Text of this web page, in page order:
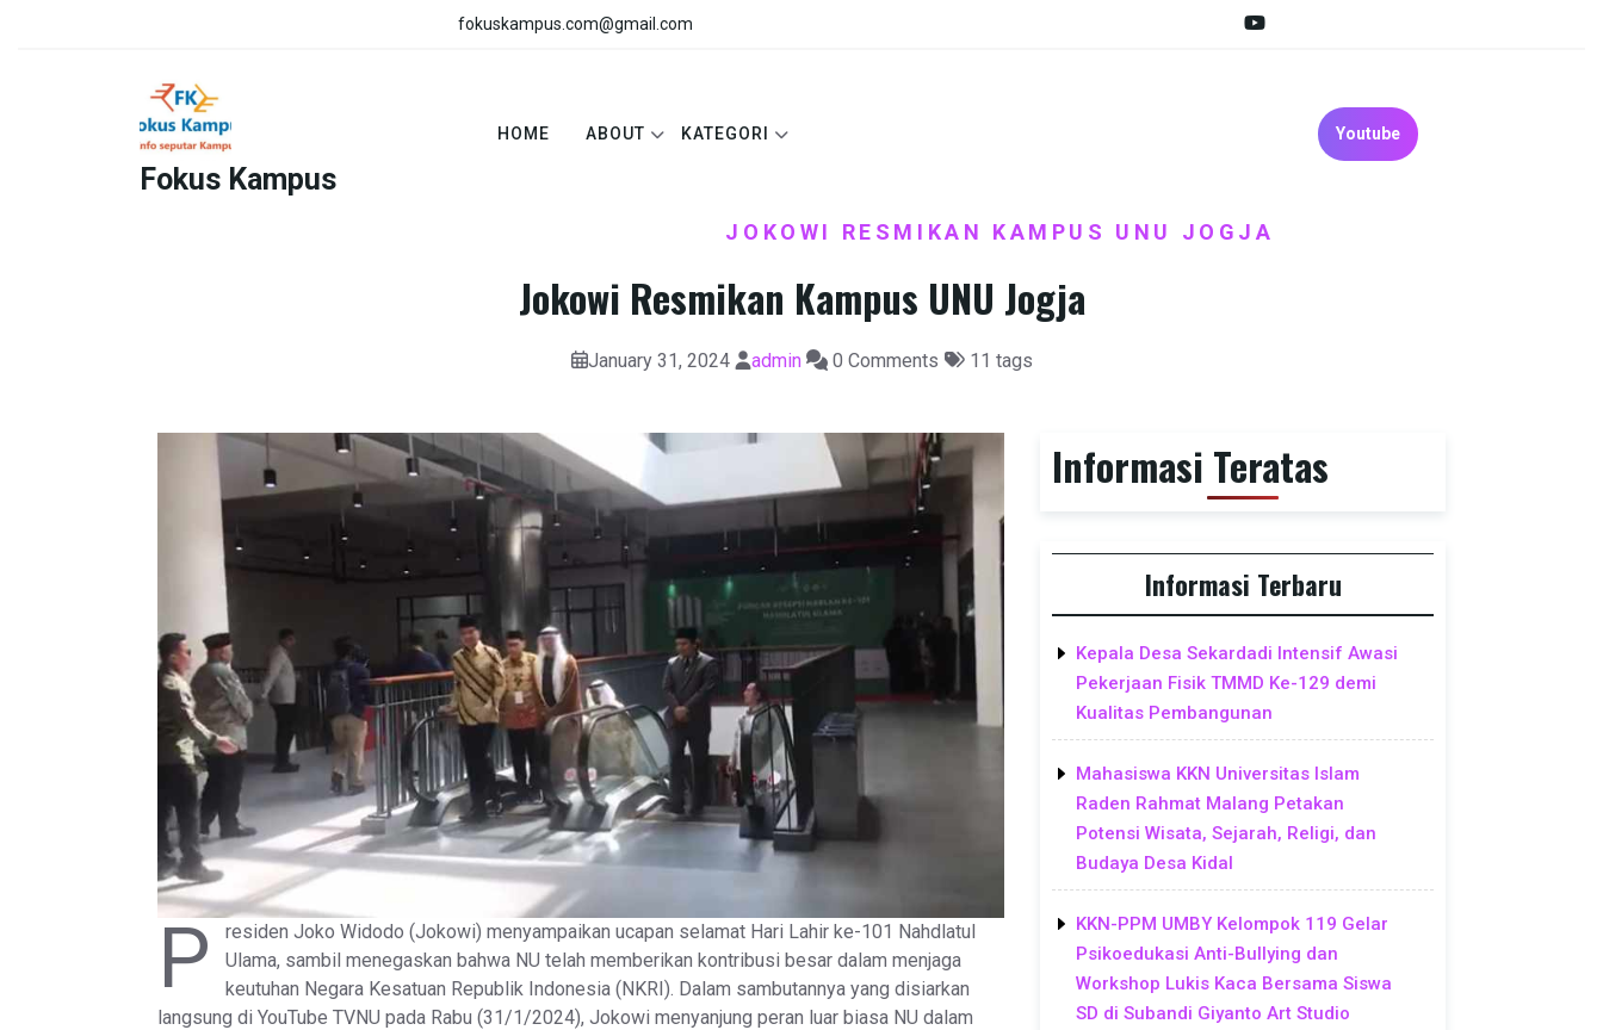
fokuskampus.com@gmail.com
Fokus Kampus
HOME ABOUT KATEGORI Youtube
JOKOWI RESMIKAN KAMPUS UNU JOGJA
Jokowi Resmikan Kampus UNU Jogja
January 31, 2024 admin 0 Comments 11 tags
P
residen Joko Widodo (Jokowi) menyampaikan ucapan selamat Hari Lahir ke-101 Nahdlatul
Ulama, sambil menegaskan bahwa NU telah memberikan kontribusi besar dalam menjaga
keutuhan Negara Kesatuan Republik Indonesia (NKRI). Dalam sambutannya yang disiarkan
langsung di YouTube TVNU pada Rabu (31/1/2024), Jokowi menyanjung peran luar biasa NU dalam
Informasi Teratas
Informasi Terbaru
Kepala Desa Sekardadi Intensif Awasi
Pekerjaan Fisik TMMD Ke-129 demi
Kualitas Pembangunan
Mahasiswa KKN Universitas Islam
Raden Rahmat Malang Petakan
Potensi Wisata, Sejarah, Religi, dan
Budaya Desa Kidal
KKN-PPM UMBY Kelompok 119 Gelar
Psikoedukasi Anti-Bullying dan
Workshop Lukis Kaca Bersama Siswa
SD di Subandi Giyanto Art Studio